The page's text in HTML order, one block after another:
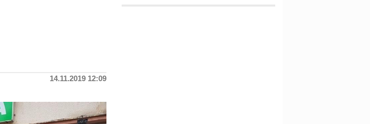
14.11.2019 12:09